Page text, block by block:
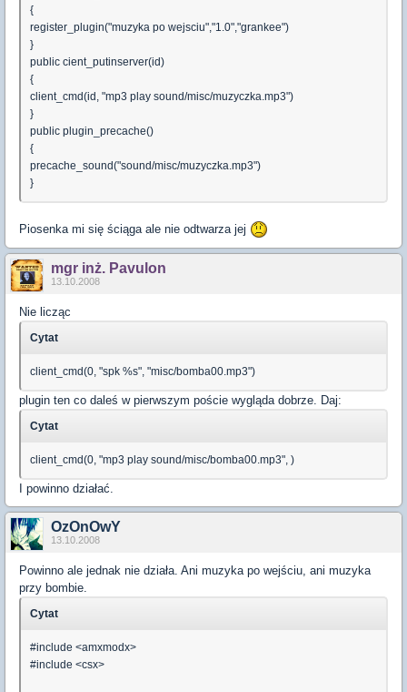
{
register_plugin("muzyka po wejsciu","1.0","grankee")
}
public cient_putinserver(id)
{
client_cmd(id, "mp3 play sound/misc/muzyczka.mp3")
}
public plugin_precache()
{
precache_sound("sound/misc/muzyczka.mp3")
}
Piosenka mi się ściąga ale nie odtwarza jej
mgr inż. Pavulon
13.10.2008
Nie licząc
Cytat
client_cmd(0, "spk %s", "misc/bomba00.mp3")
plugin ten co daleś w pierwszym poście wygląda dobrze. Daj:
Cytat
client_cmd(0, "mp3 play sound/misc/bomba00.mp3", )
I powinno działać.
OzOnOwY
13.10.2008
Powinno ale jednak nie działa. Ani muzyka po wejściu, ani muzyka
przy bombie.
Cytat
#include <amxmodx>
#include <csx>